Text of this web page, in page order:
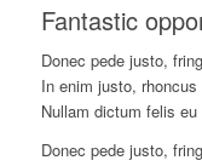
Fantastic
Donec pede justo,
In enim justo,
Nullam dictum felis
Donec pede justo,